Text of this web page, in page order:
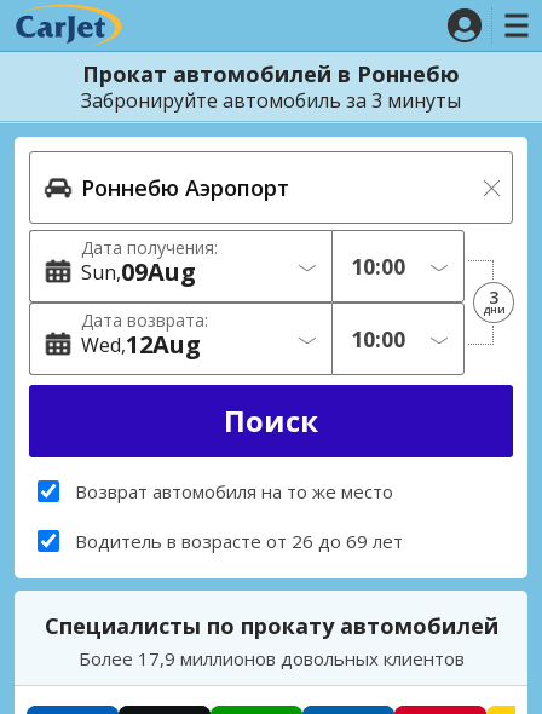
Прокат автомобилей в Роннебю
Забронируйте автомобиль за 3 минуты
Дата получения:
Sun 09Aug
Дата возврата:
Wed 12Aug
3
дни
Возврат автомобиля на то же место
Водитель в возрасте от 26 до 69 лет
Специалисты по прокату автомобилей
Более 17,9 миллионов довольных клиентов